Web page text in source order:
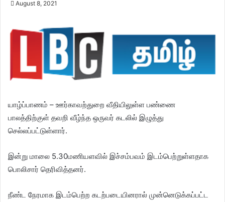
August 8, 2021
யாழ்ப்பாணம் – ஊர்காவற்துறை வீதியிலுள்ள பண்ணை
பாலத்திற்குள் தவறி வீழ்ந்த ஒருவர் கடலில் இழுத்து
செல்லப்பட்டுள்ளார்.
இன்று மாலை 5.30மணியளவில் இச்சம்பவம் இடம்பெற்றுள்ளதாக
பொலிசார் தெரிவித்தனர்.
நீண்ட நேரமாக இடம்பெற்ற கடற்படையினரால் முன்னெடுக்கப்பட்ட